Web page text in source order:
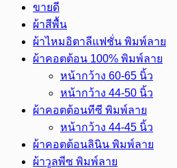
มม.
หน้า
กว้าง
ชิ้น
ขายดี
ผ้าสีพื้น
ผ้าไหมอิตาลีแฟชั่น พิมพ์ลาย
ผ้าคอตต้อน 100% พิมพ์ลาย
หน้ากว้าง 60-65 นิ้ว
หน้ากว้าง 44-50 นิ้ว
ผ้าคอตต้อนทีซี พิมพ์ลาย
หน้ากว้าง 44-45 นิ้ว
ผ้าคอตต้อนลินิน พิมพ์ลาย
ผ้าวูลพีซ พิมพ์ลาย